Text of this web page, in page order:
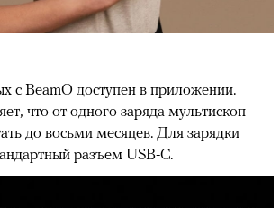
с BeamO доступен в приложении.
что от одного заряда мультископ
до восьми месяцев. Для зарядки
разъем USB-C.